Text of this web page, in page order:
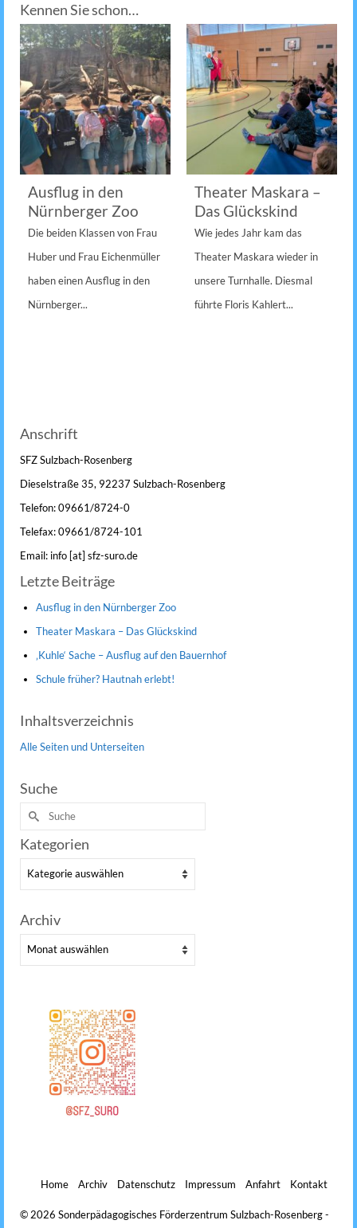
Kennen Sie schon…
Ausflug in den
Nürnberger Zoo
Die beiden Klassen von Frau
Huber und Frau Eichenmüller
haben einen Ausflug in den
Nürnberger...
Theater Maskara –
Das Glückskind
Wie jedes Jahr kam das
Theater Maskara wieder in
unsere Turnhalle. Diesmal
führte Floris Kahlert...
Anschrift
SFZ Sulzbach-Rosenberg
Dieselstraße 35, 92237 Sulzbach-Rosenberg
Telefon: 09661/8724-0
Telefax: 09661/8724-101
Email: info [at] sfz-suro.de
Letzte Beiträge
Ausflug in den Nürnberger Zoo
Theater Maskara – Das Glückskind
‚Kuhle‘ Sache – Ausflug auf den Bauernhof
Schule früher? Hautnah erlebt!
Inhaltsverzeichnis
Alle Seiten und Unterseiten
Suche
Suche
nach:
Kategorien
Kategorien
Archiv
Archiv
Home Archiv Datenschutz Impressum Anfahrt Kontakt
© 2026 Sonderpädagogisches Förderzentrum Sulzbach-Rosenberg -